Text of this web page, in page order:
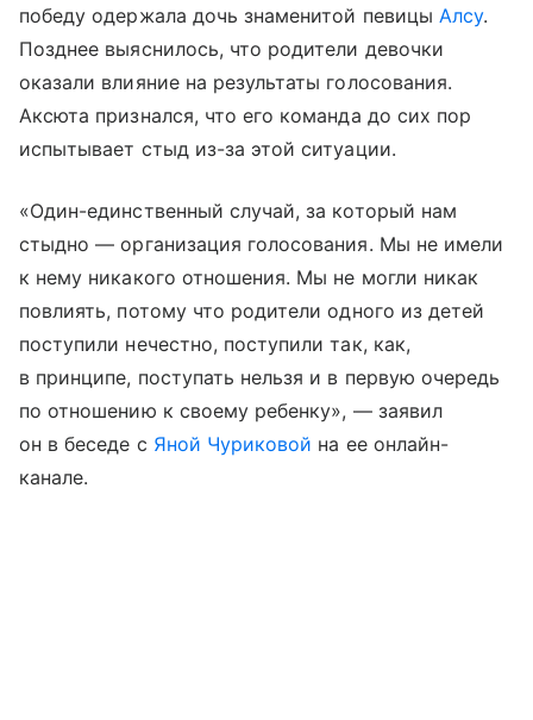
победу одержала дочь знаменитой певицы Алсу.
Позднее выяснилось, что родители девочки
оказали влияние на результаты голосования.
Аксюта признался, что его команда до сих пор
испытывает стыд из-за этой ситуации.
«Один-единственный случай, за который нам
стыдно — организация голосования. Мы не имели
к нему никакого отношения. Мы не могли никак
повлиять, потому что родители одного из детей
поступили нечестно, поступили так, как,
в принципе, поступать нельзя и в первую очередь
по отношению к своему ребенку», — заявил
он в беседе с Яной Чуриковой на ее онлайн-
канале.